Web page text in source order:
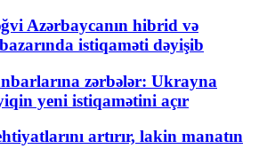
Azərbaycanın hibrid və
istiqaməti dəyişib
zərbələr: Ukrayna
yeni istiqamətini açır
artırır, lakin manatın